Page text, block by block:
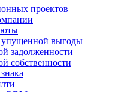
проектов
выгоды
задолженности
собственности